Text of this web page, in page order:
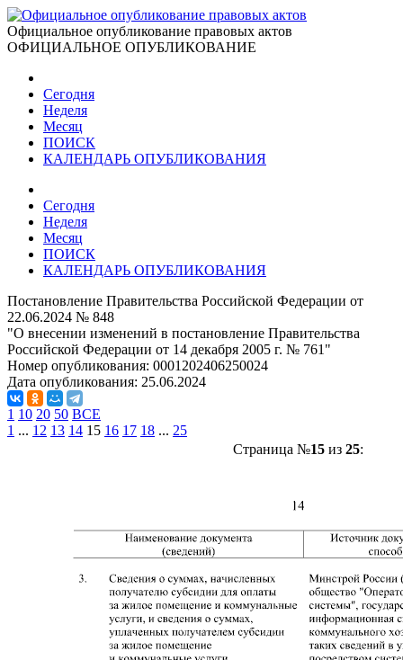
Официальное опубликование правовых актов
ОФИЦИАЛЬНОЕ ОПУБЛИКОВАНИЕ
Сегодня
Неделя
Месяц
ПОИСК
КАЛЕНДАРЬ ОПУБЛИКОВАНИЯ
Сегодня
Неделя
Месяц
ПОИСК
КАЛЕНДАРЬ ОПУБЛИКОВАНИЯ
Постановление Правительства Российской Федерации от
22.06.2024 № 848
"О внесении изменений в постановление Правительства
Российской Федерации от 14 декабря 2005 г. № 761"
Номер опубликования: 0001202406250024
Дата опубликования: 25.06.2024
1 10 20 50 ВСЕ
1 ... 12 13 14 15 16 17 18 ... 25
Страница №15из 25: